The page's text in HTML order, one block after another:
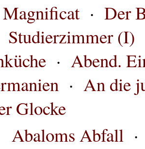
Magnificat · Der
Studierzimmer (I)
· Abend.
· An die
Glocke
Abaloms Abfall